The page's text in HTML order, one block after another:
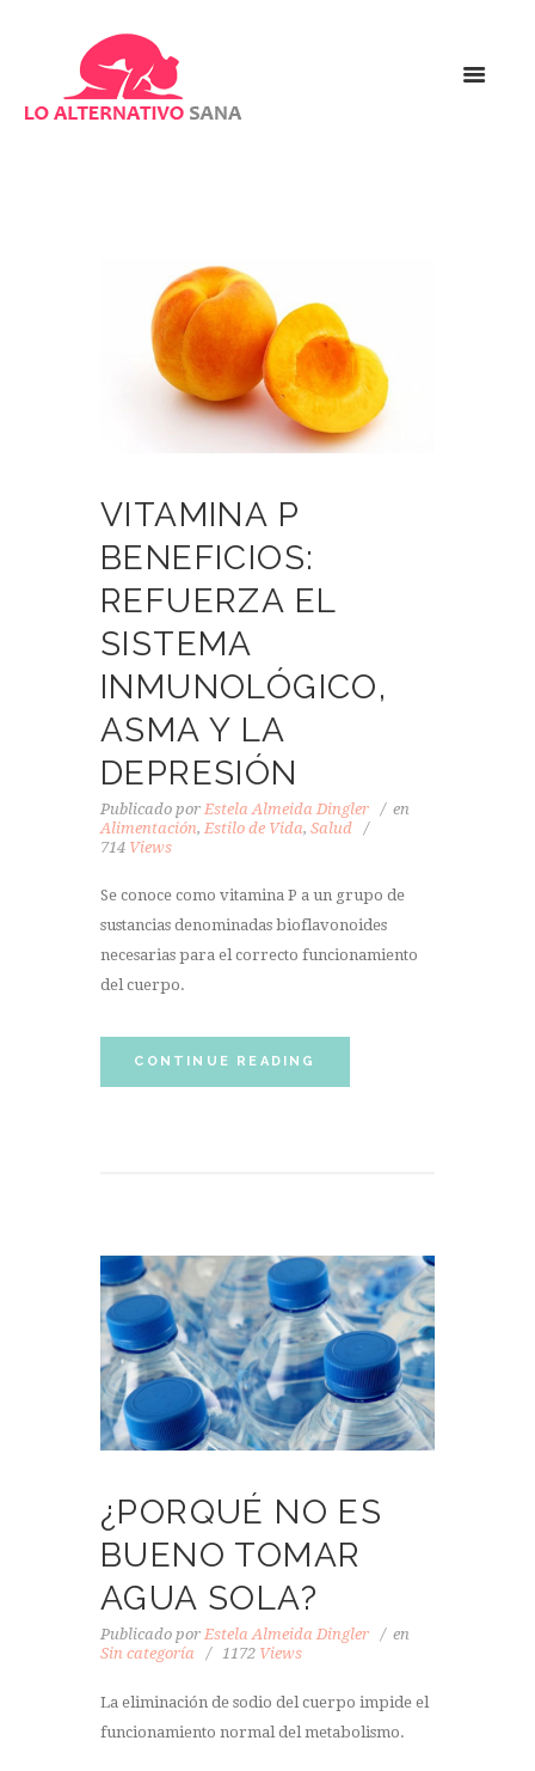
VITAMINA P
BENEFICIOS:
REFUERZA EL
SISTEMA
INMUNOLÓGICO,
ASMA Y LA
DEPRESIÓN
Publicado por Estela Almeida Dingler
en
Alimentación, Estilo de Vida, Salud
714 Views
Se conoce como vitamina P a un grupo de
sustancias denominadas bioflavonoides
necesarias para el correcto funcionamiento
del cuerpo.
CONTINUE READING
¿PORQUÉ NO ES
BUENO TOMAR
AGUA SOLA?
Publicado por Estela Almeida Dingler
en
Sin categoría
1172 Views
La eliminación de sodio del cuerpo impide el
funcionamiento normal del metabolismo.